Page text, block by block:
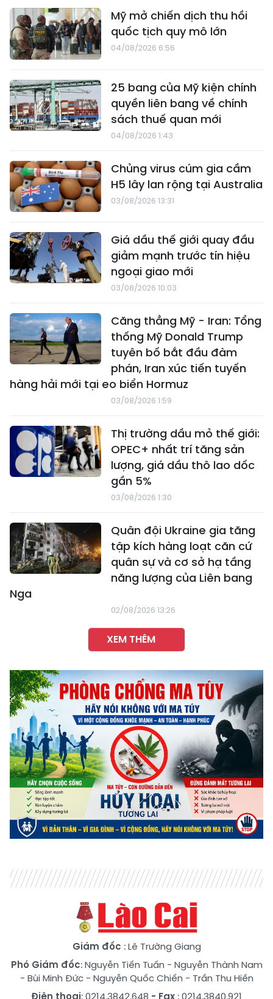
Mỹ mở chiến dịch thu hồi
quốc tịch quy mô lớn
04/08/2026 6:56
25 bang của Mỹ kiện chính
quyền liên bang về chính
sách thuế quan mới
04/08/2026 1:43
Chủng virus cúm gia cầm
H5 lây lan rộng tại Australia
03/08/2026 13:31
Giá dầu thế giới quay đầu
giảm mạnh trước tín hiệu
ngoại giao mới
03/08/2026 10:03
Căng thẳng Mỹ - Iran: Tổng
thống Mỹ Donald Trump
tuyên bố bắt đầu đàm
phán, Iran xúc tiến tuyến
hàng hải mới tại eo biển Hormuz
03/08/2026 1:59
Thị trường dầu mỏ thế giới:
OPEC+ nhất trí tăng sản
lượng, giá dầu thô lao dốc
gần 5%
03/08/2026 1:30
Quân đội Ukraine gia tăng
tập kích hàng loạt căn cứ
quân sự và cơ sở hạ tầng
năng lượng của Liên bang
Nga
02/08/2026 13:26
XEM THÊM
Giám đốc : Lê Trường Giang
Phó Giám đốc:Nguyễn Tiến Tuấn - Nguyễn Thành Nam
- Bùi Minh Đức- Nguyễn Quốc Chiến - Trần Thu Hiền
Điện thoại: 0214.3842.648 - Fax : 0214.3840.921